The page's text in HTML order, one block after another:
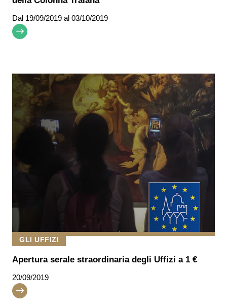
Dal 19/09/2019 al 03/10/2019
GLI UFFIZI
Apertura serale straordinaria degli Uffizi a 1 €
20/09/2019